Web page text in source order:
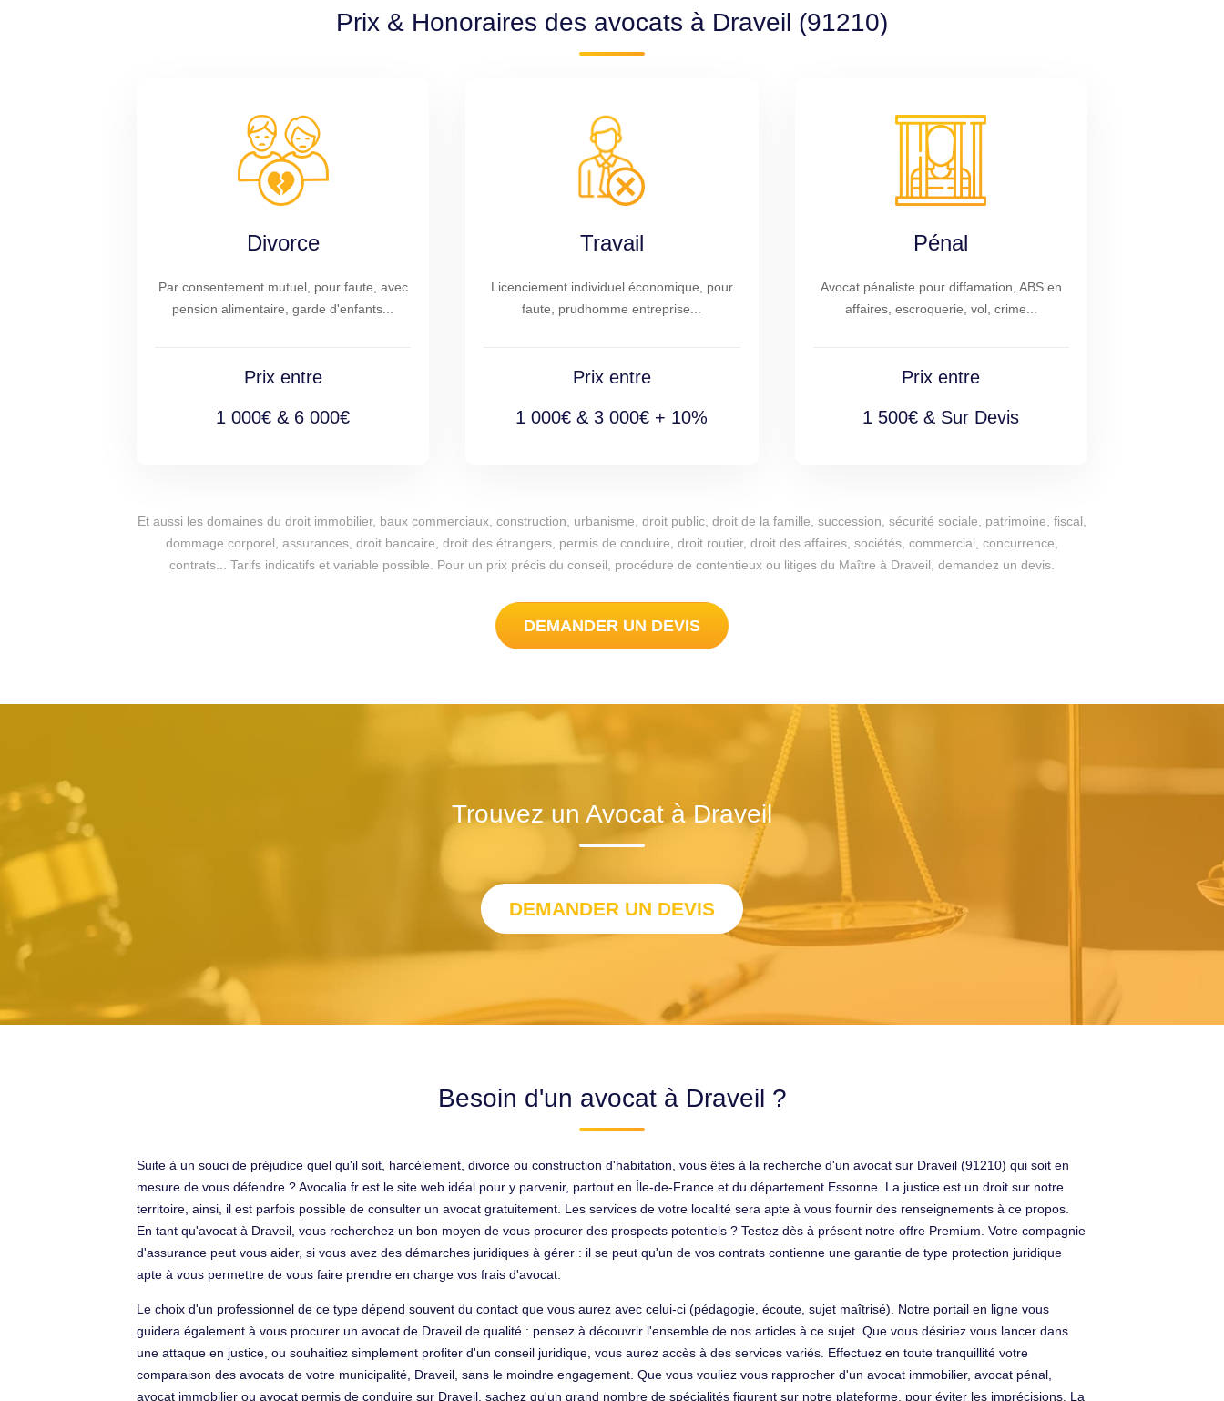
Prix & Honoraires des avocats à Draveil (91210)
Divorce
Par consentement mutuel, pour faute, avec
pension alimentaire, garde d'enfants...
Prix entre
1 000€ & 6 000€
Travail
Licenciement individuel économique, pour
faute, prudhomme entreprise...
Prix entre
1 000€ & 3 000€ + 10%
Pénal
Avocat pénaliste pour diffamation, ABS en
affaires, escroquerie, vol, crime...
Prix entre
1 500€ & Sur Devis
Et aussi les domaines du droit immobilier, baux commerciaux, construction, urbanisme, droit public, droit de la famille, succession, sécurité sociale, patrimoine, fiscal,
dommage corporel, assurances, droit bancaire, droit des étrangers, permis de conduire, droit routier, droit des affaires, sociétés, commercial, concurrence,
contrats... Tarifs indicatifs et variable possible. Pour un prix précis du conseil, procédure de contentieux ou litiges du Maître à Draveil, demandez un devis.
DEMANDER UN DEVIS
Trouvez un Avocat à Draveil
DEMANDER UN DEVIS
Besoin d'un avocat à Draveil ?
Suite à un souci de préjudice quel qu'il soit, harcèlement, divorce ou construction d'habitation, vous êtes à la recherche d'un avocat sur Draveil (91210) qui soit en
mesure de vous défendre ? Avocalia.fr est le site web idéal pour y parvenir, partout en Île-de-France et du département Essonne. La justice est un droit sur notre
territoire, ainsi, il est parfois possible de consulter un avocat gratuitement. Les services de votre localité sera apte à vous fournir des renseignements à ce propos.
En tant qu'avocat à Draveil, vous recherchez un bon moyen de vous procurer des prospects potentiels ? Testez dès à présent notre offre Premium. Votre compagnie
d'assurance peut vous aider, si vous avez des démarches juridiques à gérer : il se peut qu'un de vos contrats contienne une garantie de type protection juridique
apte à vous permettre de vous faire prendre en charge vos frais d'avocat.
Le choix d'un professionnel de ce type dépend souvent du contact que vous aurez avec celui-ci (pédagogie, écoute, sujet maîtrisé). Notre portail en ligne vous
guidera également à vous procurer un avocat de Draveil de qualité : pensez à découvrir l'ensemble de nos articles à ce sujet. Que vous désiriez vous lancer dans
une attaque en justice, ou souhaitiez simplement profiter d'un conseil juridique, vous aurez accès à des services variés. Effectuez en toute tranquillité votre
comparaison des avocats de votre municipalité, Draveil, sans le moindre engagement. Que vous vouliez vous rapprocher d'un avocat immobilier, avocat pénal,
avocat immobilier ou avocat permis de conduire sur Draveil, sachez qu'un grand nombre de spécialités figurent sur notre plateforme, pour éviter les imprécisions. La